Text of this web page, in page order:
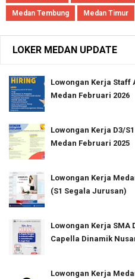
Medan Tembung Medan Timur
LOKER MEDAN UPDATE
Lowongan Kerja Staff
Medan Februari 2026
Lowongan Kerja D3/
Medan Februari 2025
Lowongan Kerja
(S1 Segala Jurusan)
Lowongan Kerja SMA
Capella Dinamik
Lowongan Kerja